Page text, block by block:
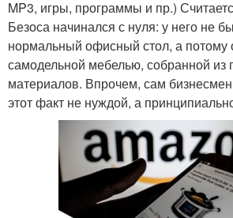
MP3, игры, программы и пр.)
Безоса начинался с нуля: у него не
нормальный офисный стол, а потому
самодельной мебелью, собранной из
материалов. Впрочем, сам
этот факт не нуждой, а